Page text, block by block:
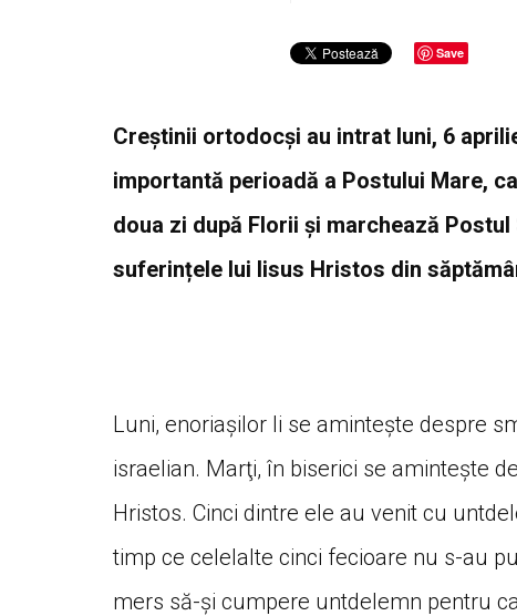
Save
Creștinii ortodocși au intrat luni, 6
importantă perioadă a Postului Mare,
doua zi după Florii și marchează
suferințele lui Iisus Hristos din
Luni, enoriaşilor li se aminteşte despre
israelian. Marţi, în biserici se aminteşte
Hristos. Cinci dintre ele au venit cu
timp ce celelalte cinci fecioare nu s-au
mers să-şi cumpere untdelemn pentru